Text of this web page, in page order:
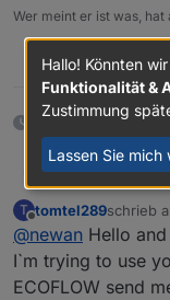
Wer meint er ist was,
etwa einem Monat
NewanAdapter
https://
T tomtel289schrieb
zuletzt
@newan Hello
I`m trying to use
ECOFLOW send
Hallo! Könnten
Funktionalität &
Zustimmung
Lassen Sie mich